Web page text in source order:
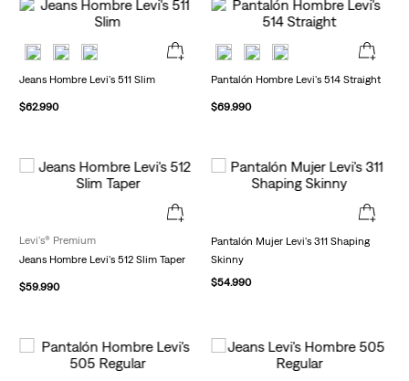
Jeans Hombre Levi's 511 Slim
$62.990
Pantalón Hombre Levi's 514 Straight
$69.990
Levi's® Premium
Jeans Hombre Levi's 512 Slim Taper
$59.990
Pantalón Mujer Levi's 311 Shaping
Skinny
$54.990